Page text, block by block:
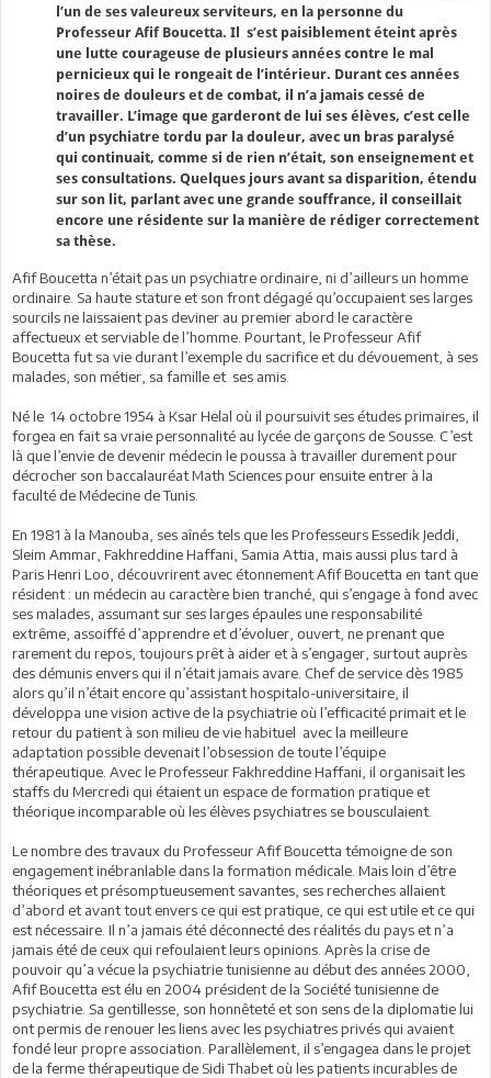
l’un de ses valeureux serviteurs, en la personne du
Professeur Afif Boucetta. Il s’est paisiblement éteint après
une lutte courageuse de plusieurs années contre le mal
pernicieux qui le rongeait de l’intérieur. Durant ces années
noires de douleurs et de combat, il n’a jamais cessé de
travailler. L’image que garderont de lui ses élèves, c’est celle
d’un psychiatre tordu par la douleur, avec un bras paralysé
qui continuait, comme si de rien n’était, son enseignement et
ses consultations. Quelques jours avant sa disparition, étendu
sur son lit, parlant avec une grande souffrance, il conseillait
encore une résidente sur la manière de rédiger correctement
sa thèse.
Afif Boucetta n’était pas un psychiatre ordinaire, ni d’ailleurs un homme
ordinaire. Sa haute stature et son front dégagé qu’occupaient ses larges
sourcils ne laissaient pas deviner au premier abord le caractère
affectueux et serviable de l’homme. Pourtant, le Professeur Afif
Boucetta fut sa vie durant l’exemple du sacrifice et du dévouement, à ses
malades, son métier, sa famille et ses amis.
Né le 14 octobre 1954 à Ksar Helal où il poursuivit ses études primaires, il
forgea en fait sa vraie personnalité au lycée de garçons de Sousse. C’est
là que l’envie de devenir médecin le poussa à travailler durement pour
décrocher son baccalauréat Math Sciences pour ensuite entrer à la
faculté de Médecine de Tunis.
En 1981 à la Manouba, ses aînés tels que les Professeurs Essedik Jeddi,
Sleim Ammar, Fakhreddine Haffani, Samia Attia, mais aussi plus tard à
Paris Henri Loo, découvrirent avec étonnement Afif Boucetta en tant que
résident : un médecin au caractère bien tranché, qui s’engage à fond avec
ses malades, assumant sur ses larges épaules une responsabilité
extrême, assoiffé d’apprendre et d’évoluer, ouvert, ne prenant que
rarement du repos, toujours prêt à aider et à s’engager, surtout auprès
des démunis envers qui il n’était jamais avare. Chef de service dès 1985
alors qu’il n’était encore qu’assistant hospitalo-universitaire, il
développa une vision active de la psychiatrie où l’efficacité primait et le
retour du patient à son milieu de vie habituel avec la meilleure
adaptation possible devenait l’obsession de toute l’équipe
thérapeutique. Avec le Professeur Fakhreddine Haffani, il organisait les
staffs du Mercredi qui étaient un espace de formation pratique et
théorique incomparable où les élèves psychiatres se bousculaient.
Le nombre des travaux du Professeur Afif Boucetta témoigne de son
engagement inébranlable dans la formation médicale. Mais loin d’être
théoriques et présomptueusement savantes, ses recherches allaient
d’abord et avant tout envers ce qui est pratique, ce qui est utile et ce qui
est nécessaire. Il n’a jamais été déconnecté des réalités du pays et n’a
jamais été de ceux qui refoulaient leurs opinions. Après la crise de
pouvoir qu’a vécue la psychiatrie tunisienne au début des années 2000,
Afif Boucetta est élu en 2004 président de la Société tunisienne de
psychiatrie. Sa gentillesse, son honnêteté et son sens de la diplomatie lui
ont permis de renouer les liens avec les psychiatres privés qui avaient
fondé leur propre association. Parallèlement, il s’engagea dans le projet
de la ferme thérapeutique de Sidi Thabet où les patients incurables de